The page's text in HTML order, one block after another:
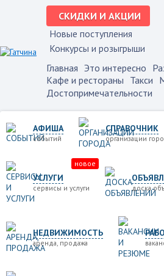
СКИДКИ И АКЦИИ
Новые поступления
Конкурсы и розыгрыши
Главная Это интересно
Кафе и рестораны Такси
Достопримечательности
АФИША
событий
СПРАВОЧНИК
организации
УСЛУГИ
сервисы и услуги
новое
доска
НЕДВИЖИМОСТЬ
аренда, продажа